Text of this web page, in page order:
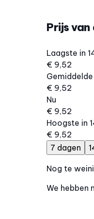
Prijs
Laagste in
€ 9,52
€ 9,52
Nu
€ 9,52
Hoogste in
€ 9,52
7 dagen
Nog te
We hebben